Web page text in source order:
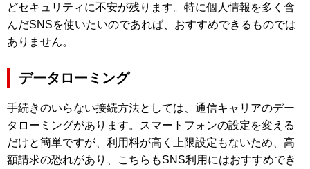
どセキュリティに不安が残ります。特に個人情報を多く含
んだSNSを使いたいのであれば、おすすめできるものでは
ありません。
データローミング
手続きのいらない接続方法としては、通信キャリアのデー
タローミングがあります。スマートフォンの設定を変える
だけと簡単ですが、利用料が高く上限設定もないため、高
額請求の恐れがあり、こちらもSNS利用にはおすすめでき